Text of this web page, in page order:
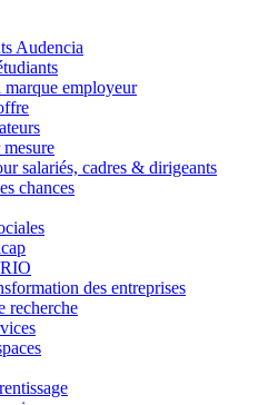
Audencia
employeur
salariés, cadres & dirigeants
chances
des entreprises
recherche